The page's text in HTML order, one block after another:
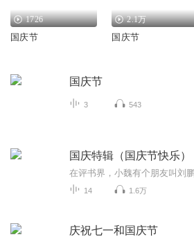
1726
国庆节
2.1万
国庆节
国庆节
3 543
国庆特辑（国庆节快乐）
14 1.6万
庆祝七一和国庆节